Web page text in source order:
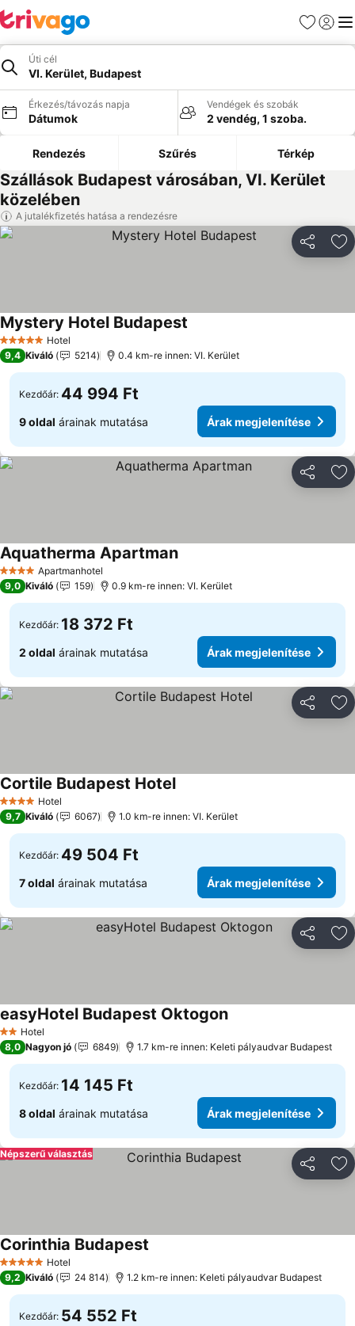
Kedvencek
Úti cél
VI. Kerület, Budapest
Érkezés/távozás napja
Dátumok
Vendégek és szobák
2 vendég, 1 szoba.
Rendezés Szűrés Térkép
Szállások Budapest városában, VI. Kerület
közelében
A jutalékfizetés hatása a rendezésre
5 KategóriaHotel
Mystery Hotel Budapest
9,4 Kiváló 5214 0.4 km-re innen: VI. Kerület
Kezdőár: 44 994 Ft
9 oldal árainak mutatása Árak megjelenítése
4 KategóriaApartmanhotel
Aquatherma Apartman
9,0 Kiváló 159 0.9 km-re innen: VI. Kerület
Kezdőár: 18 372 Ft
2 oldal árainak mutatása Árak megjelenítése
4 KategóriaHotel
Cortile Budapest Hotel
9,7 Kiváló 6067 1.0 km-re innen: VI. Kerület
Kezdőár: 49 504 Ft
7 oldal árainak mutatása Árak megjelenítése
2 Kategória
Hotel
easyHotel Budapest Oktogon
8,0 Nagyon jó 6849 1.7 km-re innen: Keleti pályaudvar Budapest
Kezdőár: 14 145 Ft
8 oldal árainak mutatása Árak megjelenítése
Népszerű választás
5 KategóriaHotel
Corinthia Budapest
9,2 Kiváló 24 814 1.2 km-re innen: Keleti pályaudvar Budapest
Kezdőár: 54 552 Ft